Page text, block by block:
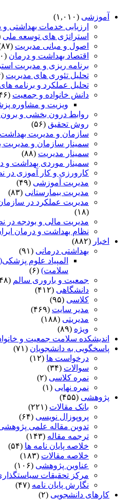
آموزشی (۱,۰۱۰)
ارزیابی خدمات بهداشتی و
استراتژی های توسعه ملی
اصول و مبانی مدیریت (۸۷)
اقتصاد بهداشت و درمان (۱۷۰)
برنامه ریزی و مدیریت
تحلیل تئوری های مدیریت (۲۴)
تحلیل عملکرد و برنامه
دانش خانواده و جمعیت (۱۴۶)
ویزیت و مشاوره
روابط درون بخشی و
روش تحقیق (۵۶)
سازمان و مدیریت بهداشت
سمینار سازمان و
سمینار مدیریت (۸۸)
سمینار موردی بهداشت و
کارورزی و کار آموزی در
مدیریت آموزشی (۴۹)
مدیریت بیمارستانی (۸۳)
مدیریت عملکرد در
(۱۸)
مدیریت مالی و بودجه در
نظام بهداشت و درمان
اخبار (۸۸۲)
بهداشتی درمانی (۹۱)
المپیاد علوم
سلامت) (۶)
جمعیت و باروری سالم (۱۴۸)
دانشگاهی (۴۱۲)
کلاسی (۹۵)
مدیر سایت (۴۶۹)
مدیریتی (۱۸۸)
ویژه (۸۹)
اندیشکده سلامت جمعیت و
پاسخگویی به دانشجویان (۷۱)
درخواست ها (۱۲)
سوالات (۳۴)
نمره کلاسی (۲)
نمره نهایی (۱)
پژوهشی (۴۵۵)
بانک مقالات (۲۲۱)
پروپوزال نویسی (۶۴)
تدوین مقاله علمی
ترجمه مقاله (۱۴۳)
خلاصه پایان نامه ها (۵۴)
خلاصه مقالات (۱۸۳)
عناوین پژوهشی (۱۰۶)
مرکز تحقیقات
نگارش پایان نامه (۴۷)
کارهای دانشجویی (۲)